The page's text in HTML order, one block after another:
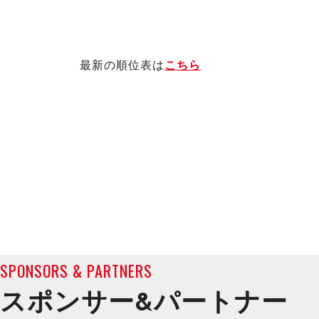
最新の順位表はこちら
SPONSORS & PARTNERS
スポンサー&パートナー